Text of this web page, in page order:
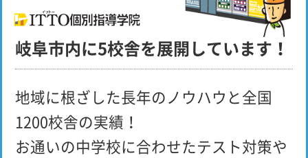
岐阜市内に5校舎を展開しています！
地域に根ざした長年のノウハウと全国
1200校舎の実績！
お通いの中学校に合わせたテスト対策や